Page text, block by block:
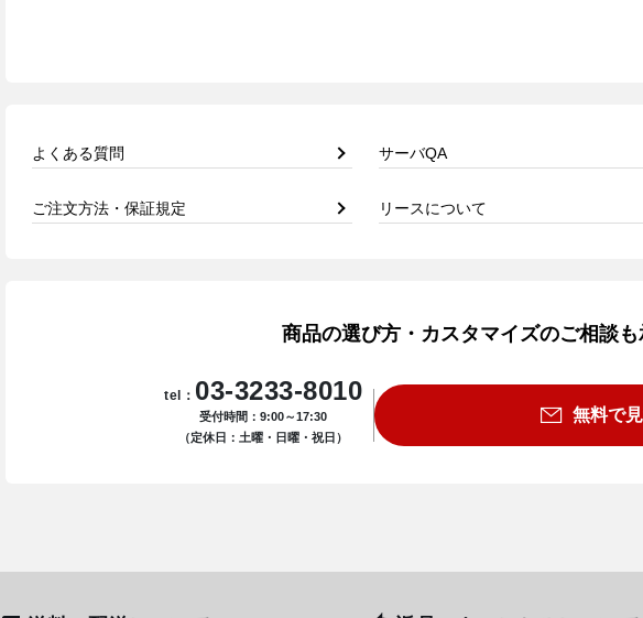
よくある質問 サーバQA
ご注文方法・保証規定 リースについて
商品の選び方・カスタマイズのご相談も
tel： 03-3233-8010
受付時間：9:00～17:30
（定休日：土曜・日曜・祝日）
無料で